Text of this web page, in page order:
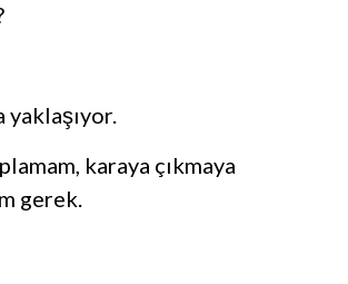
yaklaşıyor.
karaya çıkmaya
gerek.